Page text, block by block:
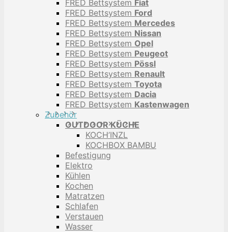
FRED Bettsystem Fiat
FRED Bettsystem Ford
FRED Bettsystem Mercedes
FRED Bettsystem Nissan
FRED Bettsystem Opel
FRED Bettsystem Peugeot
FRED Bettsystem Pössl
FRED Bettsystem Renault
FRED Bettsystem Toyota
FRED Bettsystem Dacia
FRED Bettsystem Kastenwagen
Zubehör
OUTDOOR KÜCHE
KOCH’INZL
KOCHBOX BAMBU
Befestigung
Elektro
Kühlen
Kochen
Matratzen
Schlafen
Verstauen
Wasser